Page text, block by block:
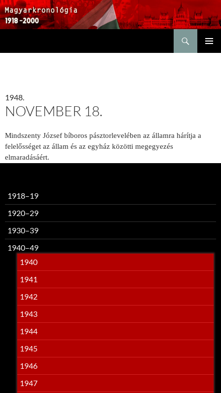
1948.
NOVEMBER 18.
Mindszenty József bíboros pásztorlevelében az államra hárítja a
felelősséget az állam és az egyház közötti megegyezés
elmaradásáért.
1918–19
1920–29
1930–39
1940–49
1940
1941
1942
1943
1944
1945
1946
1947